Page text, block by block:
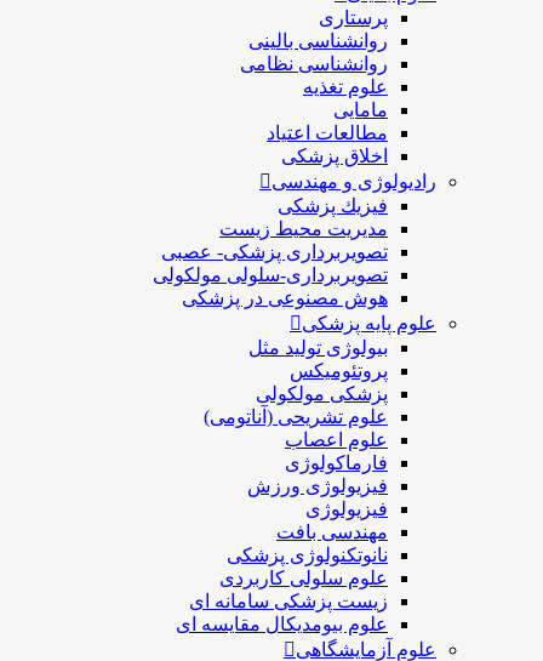
پرستاری
روانشناسی بالینی
روانشناسی نظامی
علوم تغذیه
مامایی
مطالعات اعتیاد
اخلاق پزشکی
رادیولوژی و مهندسی
فيزيك پزشکی
مدیریت محیط زیست
تصویربرداری پزشکی- عصبی
تصویربرداری-سلولی مولکولی
هوش مصنوعی در پزشکی
علوم پایه پزشکی
بیولوژی تولید مثل
پروتئومیکس
پزشکی مولکولی
علوم تشریحی (آناتومی)
علوم اعصاب
فارماکولوژی
فیزیولوژی ورزش
فیزیولوژی
مهندسی بافت
نانوتکنولوژی پزشکی
علوم سلولی کاربردی
زیست پزشکی سامانه ای
علوم بیومدیکال مقایسه ای
علوم آزمایشگاهی